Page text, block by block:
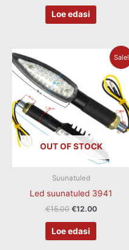
Loe edasi
Sale!
OUT OF STOCK
Suunatuled
Led suunatuled 3941
€15.00
€15.00.
€12.00
Current
price
€12.00.
Loe edasi